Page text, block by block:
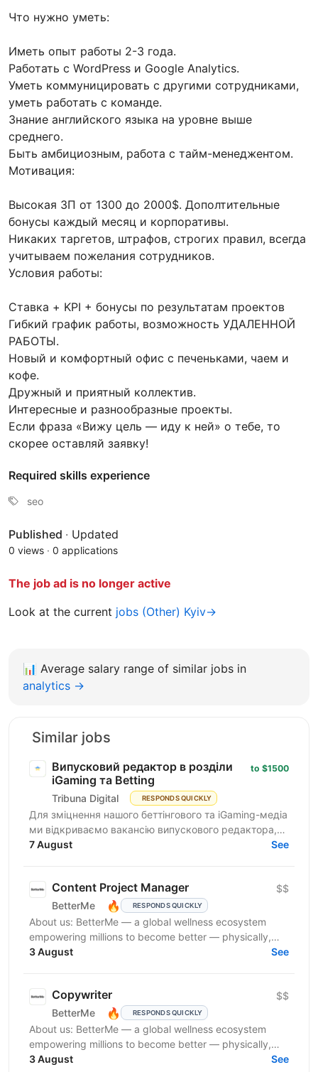
Что нужно уметь:
Иметь опыт работы 2-3 года.
Работать с WordPress и Google Analytics.
Уметь коммуницировать с другими сотрудниками,
уметь работать с команде.
Знание английского языка на уровне выше
среднего.
Быть амбициозным, работа с тайм-менеджентом.
Мотивация:
Высокая ЗП от 1300 до 2000$. Дополтительные
бонусы каждый месяц и корпоративы.
Никаких таргетов, штрафов, строгих правил, всегда
учитываем пожелания сотрудников.
Условия работы:
Ставка + KPI + бонусы по результатам проектов
Гибкий график работы, возможность УДАЛЕННОЙ
РАБОТЫ.
Новый и комфортный офис с печеньками, чаем и
кофе.
Дружный и приятный коллектив.
Интересные и разнообразные проекты.
Если фраза «Вижу цель — иду к ней» о тебе, то
скорее оставляй заявку!
Required skills experience
seo
Published · Updated
0 views · 0 applications
The job ad is no longer active
Look at the current jobs (Other) Kyiv→
📊 Average salary range of similar jobs in
analytics →
Similar jobs
Випусковий редактор в розділи
iGaming та Betting
Tribuna Digital RESPONDS QUICKLY
to $1500
Для зміцнення нашого беттінгового та iGaming-медіа
ми відкриваємо вакансію випускового редактора,
головне завдання якого забезпечити безперебійний
7 August See
Content Project Manager
BetterMe 🔥 RESPONDS QUICKLY
$$
About us: BetterMe — a global wellness ecosystem
empowering millions to become better — physically,
mentally, and emotionally. We build what makes
3 August See
Copywriter
BetterMe 🔥 RESPONDS QUICKLY
$$
About us: BetterMe — a global wellness ecosystem
empowering millions to become better — physically,
mentally, and emotionally. We build what makes
3 August See